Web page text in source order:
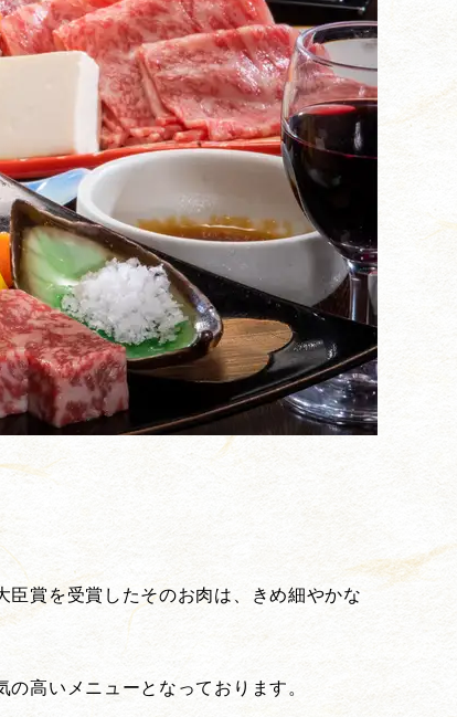
賞を受賞したそのお肉は、きめ細やかな
高いメニューとなっております。